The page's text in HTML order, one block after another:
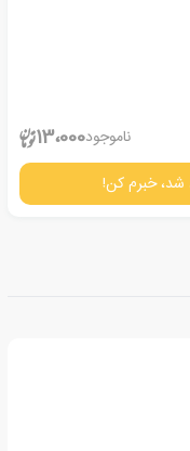
ناموجود13،000
شد، خبرم کن!